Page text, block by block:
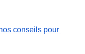
conseils pour